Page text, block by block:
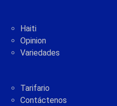
Haiti
Opinion
Variedades
Tarifario
Contáctenos